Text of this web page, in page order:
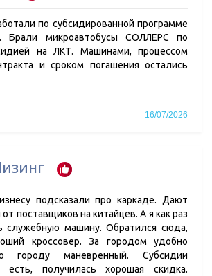
по субсидированной программе
микроавтобусы СОЛЛЕРС по
на ЛКТ. Машинами, процессом
и сроком погашения остались
16/07/2026
подсказали про каркаде. Дают
поставщиков на китайцев. А я как раз
служебную машину. Обратился сюда,
кроссовер. За городом удобно
маневренный. Субсидии
есть, получилась хорошая скидка.